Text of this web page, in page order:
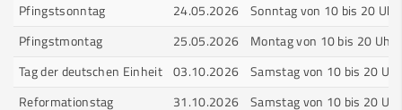
Pfingstsonntag
24.05.2026 Sonntag von 10 bis 20 Uhr
Pfingstmontag
25.05.2026
Montag von 10 bis 20 Uhr
Tag der deutschen Einheit 03.10.2026 Samstag von 10 bis 20 Uhr
Reformationstag
31.10.2026 Samstag von 10 bis 20 Uhr